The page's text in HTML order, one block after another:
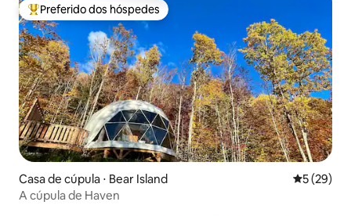
Entre os melhores preferidos dos hóspedes
Preferido dos hóspedes
Casa de cúpula ⋅ Bear Island 5 de uma
5 (29)
A cúpula de Haven